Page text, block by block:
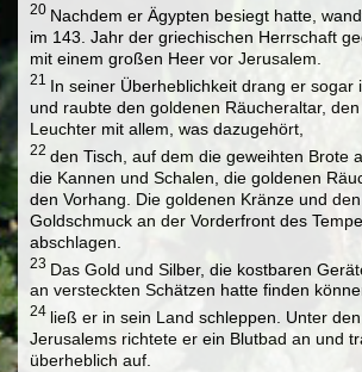
20 Nachdem er Ägypten besiegt hatte,
im 143. Jahr der griechischen Herrschaft
mit einem großen Heer vor Jerusalem.
21 In seiner Überheblichkeit drang er sogar
und raubte den goldenen Räucheraltar,
Leuchter mit allem, was dazugehört,
22 den Tisch, auf dem die geweihten Brote
die Kannen und Schalen, die goldenen
den Vorhang. Die goldenen Kränze und
Goldschmuck an der Vorderfront des
abschlagen.
23 Das Gold und Silber, die kostbaren
an versteckten Schätzen hatte finden
24 ließ er in sein Land schleppen. Unter
Jerusalems richtete er ein Blutbad an und
überheblich auf.